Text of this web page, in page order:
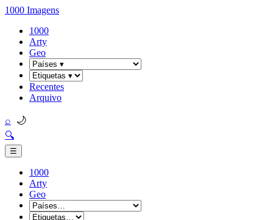
1000 Imagens
1000
Arty
Geo
Recentes
Arquivo
⌕ 🌙
🔍
☰
1000
Arty
Geo